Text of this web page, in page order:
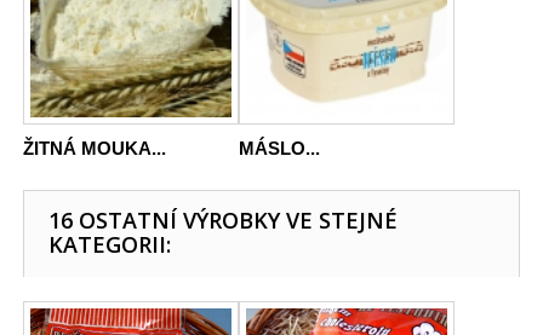
ŽITNÁ MOUKA... MÁSLO...
16 OSTATNÍ VÝROBKY VE STEJNÉ
KATEGORII: